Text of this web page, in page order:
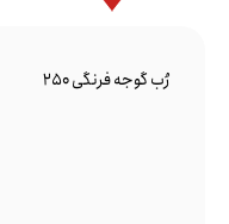
رُب گوجه فرنگی 250